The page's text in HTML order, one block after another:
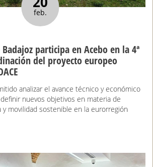
feb.
participa en Acebo en la 4ª
del proyecto europeo
analizar el avance técnico y económico
nuevos objetivos en materia de
movilidad sostenible en la eurorregión